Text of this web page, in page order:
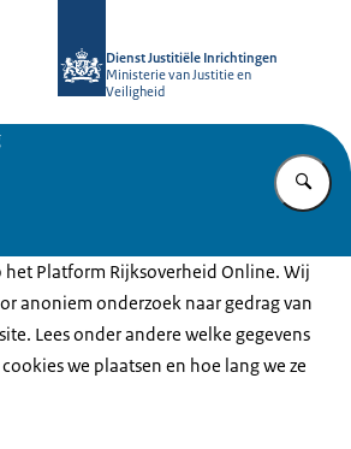
Dienst Justitiële Inrichtingen
Ministerie van Justitie en
Veiligheid
het Platform Rijksoverheid Online. Wij
anoniem onderzoek naar gedrag van
Lees onder andere welke gegevens
we plaatsen en hoe lang we ze